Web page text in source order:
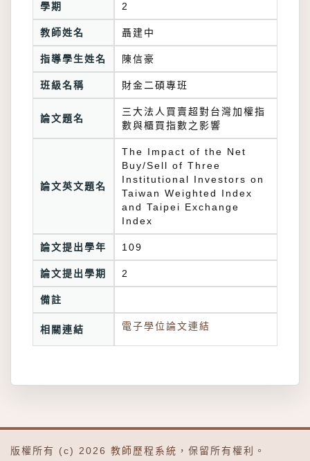
學期 2
教師姓名 聶建中
指導學生姓名 陳信豪
班級名稱 財金二碩專班
論文題名
三大法人買賣超對台灣加權指
數與櫃買指數之影響
論文英文題名
The Impact of the Net
Buy/Sell of Three
Institutional Investors on
Taiwan Weighted Index
and Taipei Exchange
Index
論文提出學年 109
論文提出學期 2
備註
相關連結 電子學位論文連結
版權所有 (c) 2026 教師歷程系統 ，保留所有權利。